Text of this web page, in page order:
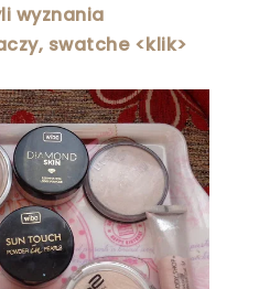
wyznania
swatche <klik>